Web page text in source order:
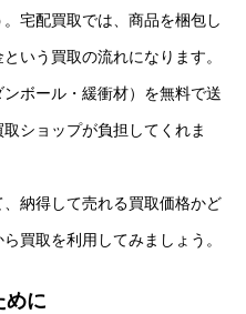
宅配買取では、商品を梱包し
いう買取の流れになります。
ボール・緩衝材）を無料で送
ショップが負担してくれま
納得して売れる買取価格かど
買取を利用してみましょう。
めに